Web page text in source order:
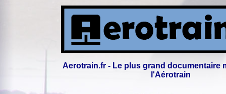
Aerotrain.fr - Le plus grand documentaire
l'Aérotrain